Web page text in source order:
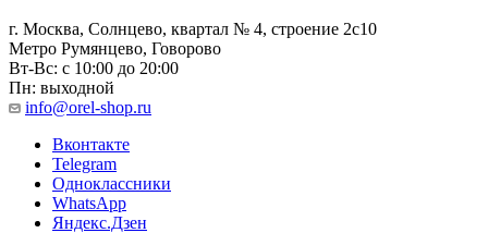
г. Москва, Солнцево, квартал № 4, строение 2с10
Метро Румянцево, Говорово
Вт-Вс: с 10:00 до 20:00
Пн: выходной
info@orel-shop.ru
Вконтакте
Telegram
Одноклассники
WhatsApp
Яндекс.Дзен